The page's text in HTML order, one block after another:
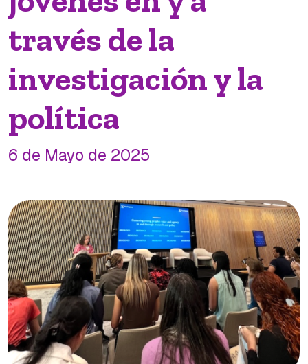
través de la
investigación y la
política
6 de Mayo de 2025